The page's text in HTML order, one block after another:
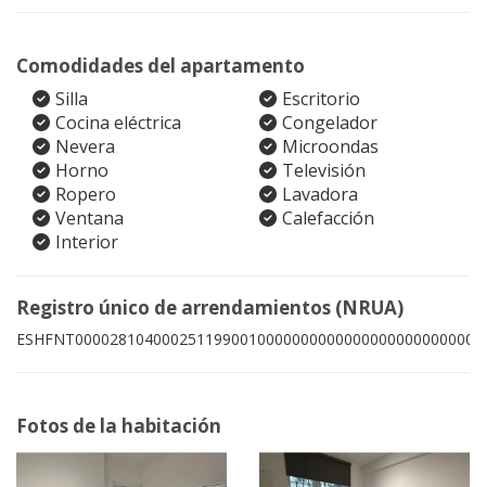
Comodidades del apartamento
Silla
Escritorio
Cocina eléctrica
Congelador
Nevera
Microondas
Horno
Televisión
Ropero
Lavadora
Ventana
Calefacción
Interior
Registro único de arrendamientos (NRUA)
ESHFNT00002810400025119900100000000000000000000000009
Fotos de la habitación